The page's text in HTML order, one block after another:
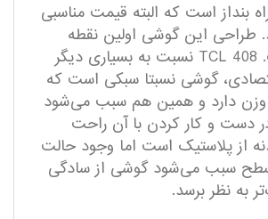
بنداز است که البته قیمت مناسبی
طراحی این گوشی اولین نقطه
قدرت آن است. TCL 408 نسبت به بسیاری دیگر
گوشی نسبتا سبکی است که
۱۹۰ گرم وزن دارد و همین هم سبب می‌شود
دست و کار کردن با آن راحت
از پلاستیک است اما وجود حالت
سبب می‌شود گوشی از سادگی
به نظر برسد.